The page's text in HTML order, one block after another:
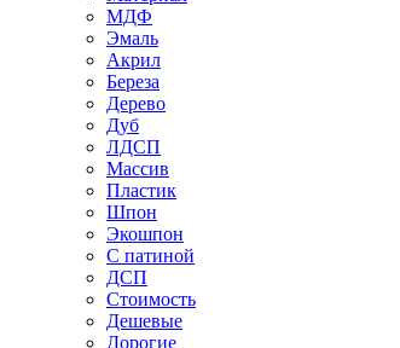
МДФ
Эмаль
Акрил
Береза
Дерево
Дуб
ЛДСП
Массив
Пластик
Шпон
Экошпон
С патиной
ДСП
Стоимость
Дешевые
Дорогие